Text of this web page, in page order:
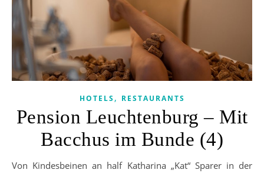
HOTELS, RESTAURANTS
Pension Leuchtenburg – Mit
Bacchus im Bunde (4)
Von Kindesbeinen an half Katharina „Kat“ Sparer in der